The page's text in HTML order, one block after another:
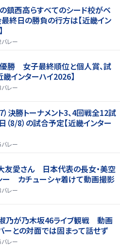
鎮西高らすべてのシード校がベ
終日の勝負の行方は【近畿イン
バレー
勝 女子最終順位と個人賞、試
インターハイ2026】
バレー
決勝トーナメント3、4回戦全12試
8/8）の試合予定【近畿インター
バレー
友愛さん 日本代表の長女・美空
ー カチューシャ着けて動画撮影
バレー
淑乃が乃木坂46ライブ観戦 動画
との対面では固まって話せず
バレー